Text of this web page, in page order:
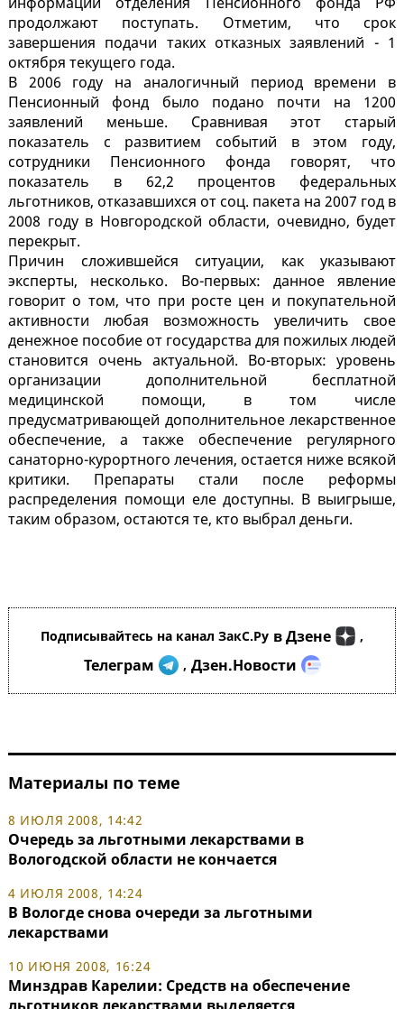
продолжают поступать. Отметим, что срок
завершения подачи таких отказных заявлений - 1
октября текущего года.
В 2006 году на аналогичный период времени в
Пенсионный фонд было подано почти на 1200
заявлений меньше. Сравнивая этот старый
показатель с развитием событий в этом году,
сотрудники Пенсионного фонда говорят, что
показатель в 62,2 процентов федеральных
льготников, отказавшихся от соц. пакета на 2007 год в
2008 году в Новгородской области, очевидно, будет
перекрыт.
Причин сложившейся ситуации, как указывают
эксперты, несколько. Во-первых: данное явление
говорит о том, что при росте цен и покупательной
активности любая возможность увеличить свое
денежное пособие от государства для пожилых людей
становится очень актуальной. Во-вторых: уровень
организации дополнительной бесплатной
медицинской помощи, в том числе
предусматривающей дополнительное лекарственное
обеспечение, а также обеспечение регулярного
санаторно-курортного лечения, остается ниже всякой
критики. Препараты стали после реформы
распределения помощи еле доступны. В выигрыше,
таким образом, остаются те, кто выбрал деньги.
Подписывайтесь на канал ЗакС.Ру в Дзене ,
Телеграм , Дзен.Новости
Материалы по теме
8 ИЮЛЯ 2008, 14:42
Очередь за льготными лекарствами в
Вологодской области не кончается
4 ИЮЛЯ 2008, 14:24
В Вологде снова очереди за льготными
лекарствами
10 ИЮНЯ 2008, 16:24
Минздрав Карелии: Средств на обеспечение